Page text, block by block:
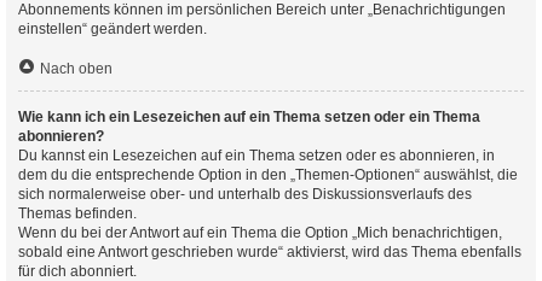
Abonnements können im persönlichen Bereich unter „Benachrichtigungen
einstellen“ geändert werden.
Nach oben
Wie kann ich ein Lesezeichen auf ein Thema setzen oder ein Thema
abonnieren?
Du kannst ein Lesezeichen auf ein Thema setzen oder es abonnieren, in
dem du die entsprechende Option in den „Themen-Optionen“ auswählst, die
sich normalerweise ober- und unterhalb des Diskussionsverlaufs des
Themas befinden.
Wenn du bei der Antwort auf ein Thema die Option „Mich benachrichtigen,
sobald eine Antwort geschrieben wurde“ aktivierst, wird das Thema ebenfalls
für dich abonniert.